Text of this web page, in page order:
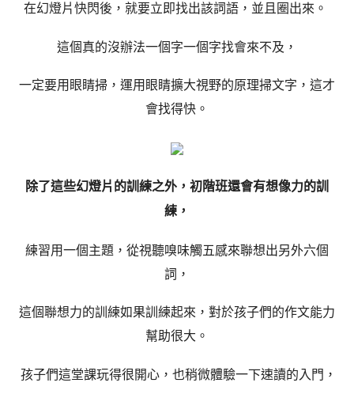
在幻燈片快閃後，就要立即找出該詞語，並且圈出來。
這個真的沒辦法一個字一個字找會來不及，
一定要用眼睛掃，運用眼睛擴大視野的原理掃文字，這才
會找得快。
除了這些幻燈片的訓練之外，初階班還會有想像力的訓
練，
練習用一個主題，從視聽嗅味觸五感來聯想出另外六個
詞，
這個聯想力的訓練如果訓練起來，對於孩子們的作文能力
幫助很大。
孩子們這堂課玩得很開心，也稍微體驗一下速讀的入門，